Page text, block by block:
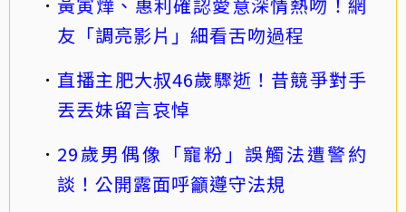
友「調亮影片」細看舌吻過程
直播主肥大叔46歲驟逝！昔競爭對手
丟丟妹留言哀悼
29歲男偶像「寵粉」誤觸法遭警約
談！公開露面呼籲遵守法規